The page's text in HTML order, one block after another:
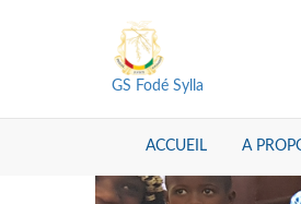
GS Fodé Sylla
ACCUEIL A